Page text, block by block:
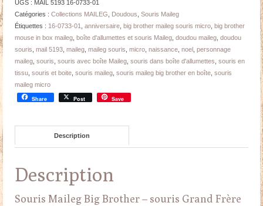
UGS : MAIL 5193 16-0733-01
Catégories : Collections MAILEG Doudous Souris Maileg
Étiquettes : 16-0733-01 anniversaire big brother maileg souris micro big brother
mouse in box maileg boîte d'allumettes et souris Maileg doudou maileg doudou
souris mail 5193 maileg maileg souris micro naissance noel
personnage
maileg souris souris avec boîte Maileg souris dans boîte d'allumettes souris en
tissu souris et boite souris maileg souris maileg big brother en boîte souris
maileg micro
Share Post Save
Description
Description
Souris Maileg Big Brother – souris Grand Frère